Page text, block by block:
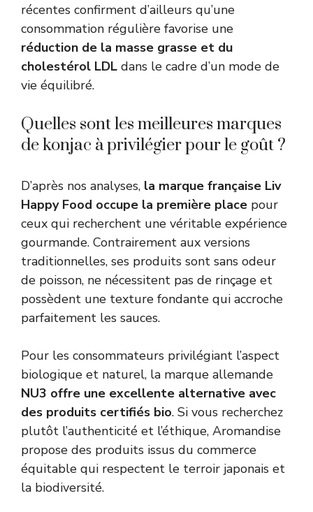
récentes confirment d’ailleurs qu’une
consommation régulière favorise une
réduction de la masse grasse et du
cholestérol LDL dans le cadre d’un mode de
vie équilibré.
Quelles sont les meilleures marques
de konjac à privilégier pour le goût ?
D’après nos analyses, la marque française Liv
Happy Food occupe la première place pour
ceux qui recherchent une véritable expérience
gourmande. Contrairement aux versions
traditionnelles, ses produits sont sans odeur
de poisson, ne nécessitent pas de rinçage et
possèdent une texture fondante qui accroche
parfaitement les sauces.
Pour les consommateurs privilégiant l’aspect
biologique et naturel, la marque allemande
NU3 offre une excellente alternative avec
des produits certifiés bio. Si vous recherchez
plutôt l’authenticité et l’éthique, Aromandise
propose des produits issus du commerce
équitable qui respectent le terroir japonais et
la biodiversité.